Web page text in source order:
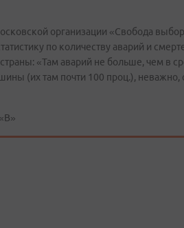
организации «Свобода
по количеству аварий и
«Там аварий не больше, чем в
(их там почти 100 проц.), неважно,